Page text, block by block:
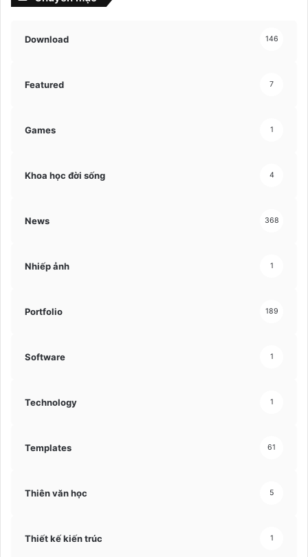
Download 146
Featured 7
Games 1
Khoa học đời sống 4
News 368
Nhiếp ảnh 1
Portfolio 189
Software 1
Technology 1
Templates 61
Thiên văn học 5
Thiết kế kiến trúc 1